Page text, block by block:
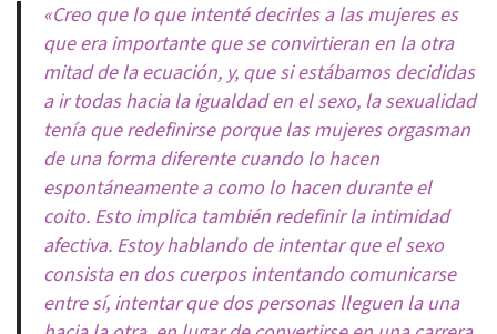
«Creo que lo que intenté decirles a las mujeres es
que era importante que se convirtieran en la otra
mitad de la ecuación, y, que si estábamos decididas
a ir todas hacia la igualdad en el sexo, la sexualidad
tenía que redefinirse porque las mujeres orgasman
de una forma diferente cuando lo hacen
espontáneamente a como lo hacen durante el
coito. Esto implica también redefinir la intimidad
afectiva. Estoy hablando de intentar que el sexo
consista en dos cuerpos intentando comunicarse
entre sí, intentar que dos personas lleguen la una